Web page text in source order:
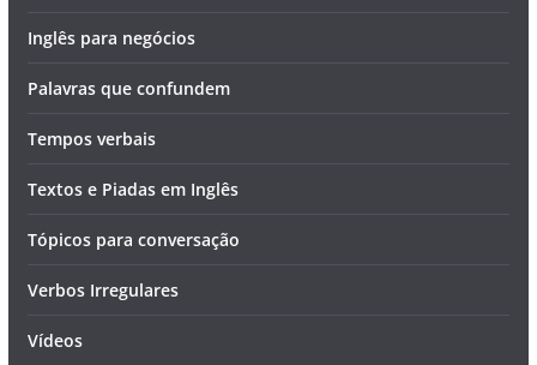
Inglês para negócios
Palavras que confundem
Tempos verbais
Textos e Piadas em Inglês
Tópicos para conversação
Verbos Irregulares
Vídeos